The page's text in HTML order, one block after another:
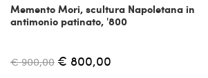
Memento Mori, scultura Napoletana in
antimonio patinato, '800
€ 900,00 € 800,00